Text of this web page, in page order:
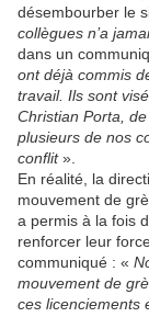
désembourber le
collègues n’a
dans un
ont déjà commis
travail. Ils sont
Christian Porta,
plusieurs de nos
conflit».
En réalité, la
mouvement de
a permis à la fois
renforcer leur
communiqué : «
mouvement de
ces licenciements